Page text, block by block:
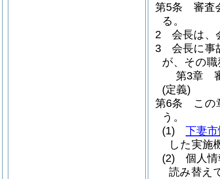
第5条
審査
る。
2
会長は、
3
会長に事
が、その
第3章
(定義)
第6条
この
う。
(1)
下妻
した実施
(2)
個人
読み替え